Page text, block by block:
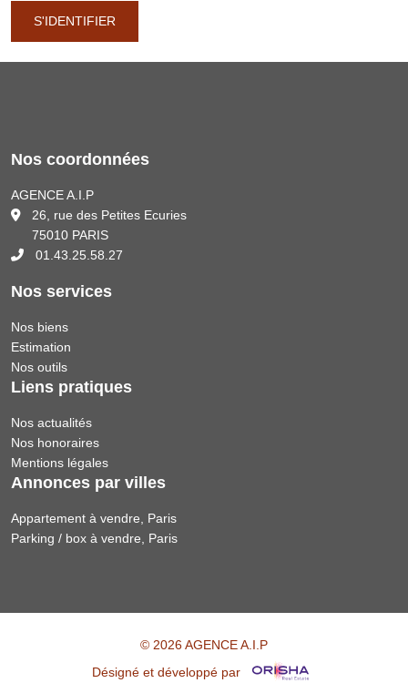
S'IDENTIFIER
Nos coordonnées
AGENCE A.I.P
26, rue des Petites Ecuries
75010 PARIS
01.43.25.58.27
Nos services
Nos biens
Estimation
Nos outils
Liens pratiques
Nos actualités
Nos honoraires
Mentions légales
Annonces par villes
Appartement à vendre, Paris
Parking / box à vendre, Paris
© 2026 AGENCE A.I.P
Désigné et développé par